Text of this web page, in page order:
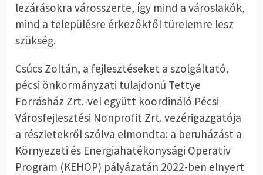
lezárásokra városszerte, így mind a városlakók,
mind a településre érkezőktől türelemre lesz
szükség.
Csúcs Zoltán, a fejlesztéseket a szolgáltató,
pécsi önkormányzati tulajdonú Tettye
Forrásház Zrt.-vel együtt koordináló Pécsi
Városfejlesztési Nonprofit Zrt. vezérigazgatója
a részletekről szólva elmondta: a beruházást a
Környezeti és Energiahatékonysági Operatív
Program (KEHOP) pályázatán 2022-ben elnyert